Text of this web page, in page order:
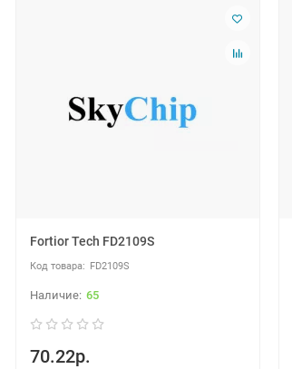
Fortior Tech FD2109S
FD2109S
65
70.22р.